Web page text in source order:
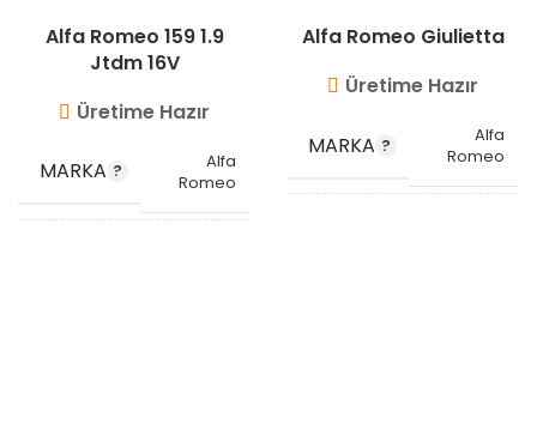
Alfa Romeo 159 1.9
Jtdm 16V
Üretime Hazır
MARKA
Alfa
Romeo
Alfa Romeo Giulietta
Üretime Hazır
MARKA
Alfa
Romeo